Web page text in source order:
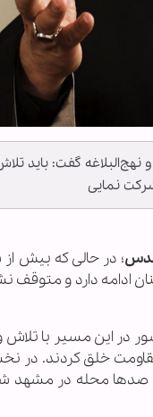
گفت: باید
نمایی
؛ در حالی که بیش
ادامه دارد و متوقف
در این مسیر با
خلق کردند. در
صدها محله در